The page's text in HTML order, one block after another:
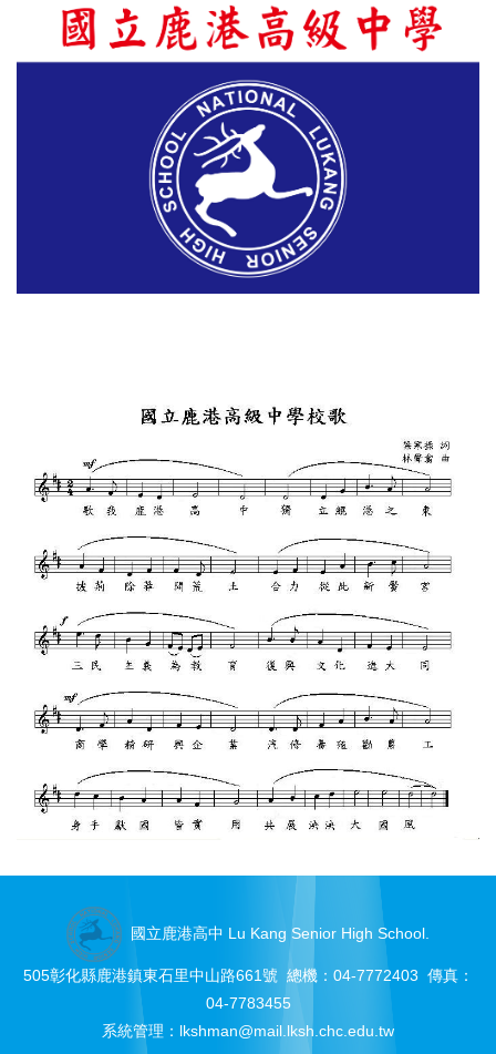
國立鹿港高中 Lu Kang Senior High School.
505彰化縣鹿港鎮東石里中山路661號 總機：04-7772403 傳真：
04-7783455
系統管理： lkshman@mail.lksh.chc.edu.tw